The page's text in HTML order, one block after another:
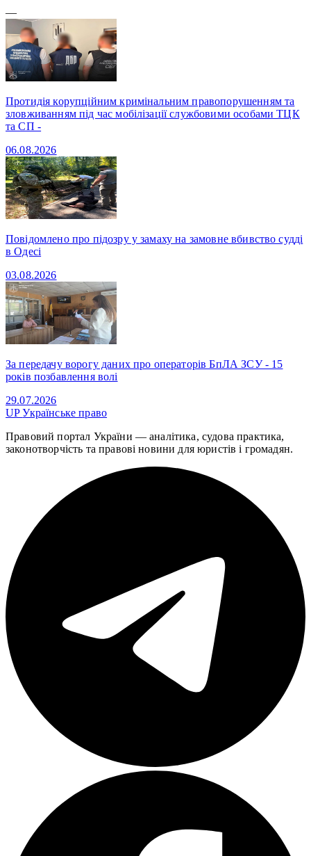
—
Протидія корупційним кримінальним правопорушенням та
зловживанням під час мобілізації службовими особами ТЦК
та СП -
06.08.2026
Повідомлено про підозру у замаху на замовне вбивство судді
в Одесі
03.08.2026
За передачу ворогу даних про операторів БпЛА ЗСУ - 15
років позбавлення волі
29.07.2026
UPУкраїнське право
Правовий портал України — аналітика, судова практика,
законотворчість та правові новини для юристів і громадян.